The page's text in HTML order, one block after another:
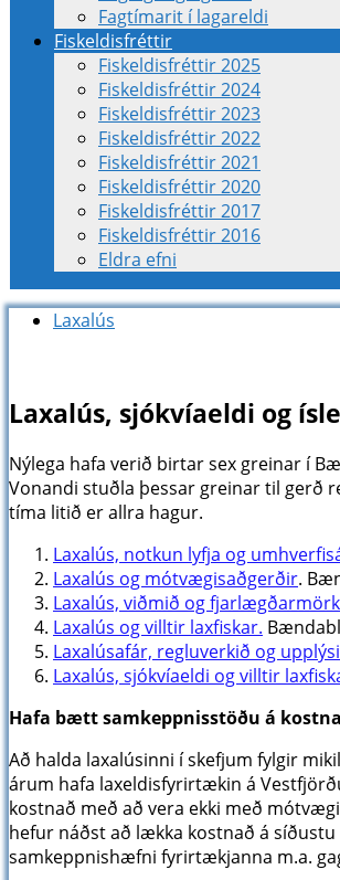
Fagtímarit í lagareldi
Fiskeldisfréttir
Fiskeldisfréttir 2025
Fiskeldisfréttir 2024
Fiskeldisfréttir 2023
Fiskeldisfréttir 2022
Fiskeldisfréttir 2021
Fiskeldisfréttir 2020
Fiskeldisfréttir 2017
Fiskeldisfréttir 2016
Eldra efni
Laxalús
Laxalús, sjókvíaeldi og
Nýlega hafa verið birtar sex greinar í
Vonandi stuðla þessar greinar til gerð
tíma litið er allra hagur.
Laxalús, notkun lyfja og
Laxalús og mótvægisaðgerðir.
Laxalús, viðmið og
Laxalús og villtir laxfiskar.
Laxalúsafár, regluverkið og
Laxalús, sjókvíaeldi og villtir
Hafa bætt samkeppnisstöðu á
Að halda laxalúsinni í skefjum fylgir
árum hafa laxeldisfyrirtækin á
kostnað með að vera ekki með
hefur náðst að lækka kostnað á
samkeppnishæfni fyrirtækjanna m.a.